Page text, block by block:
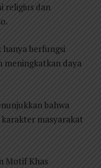
religius dan
berfungsi
meningkatkan daya
bahwa
masyarakat
Motif Khas